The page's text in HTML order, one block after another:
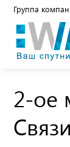
Группа
2-ое
Связи